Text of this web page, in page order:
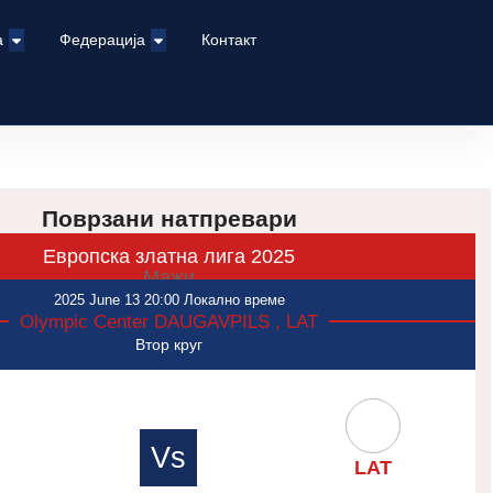
Федерација Контакт
Поврзани натпревари
Европска златна лига 2025
Мажи
2025 June 13 20:00 Локално време
Olympic Center DAUGAVPILS , LAT
Втор круг
Vs LAT